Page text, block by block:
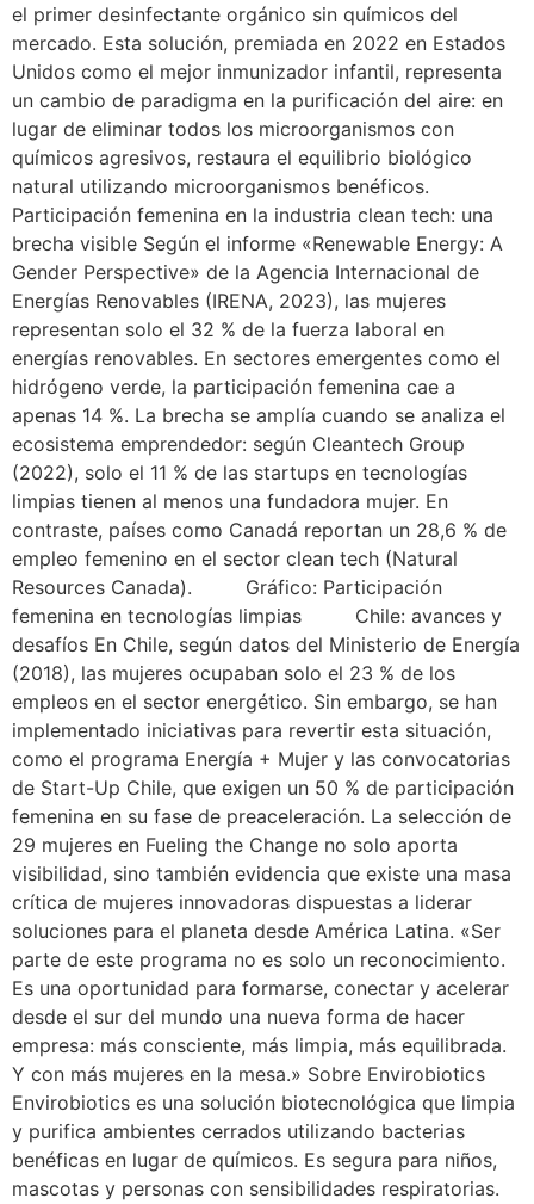
el primer desinfectante orgánico sin químicos del
mercado. Esta solución, premiada en 2022 en Estados
Unidos como el mejor inmunizador infantil, representa
un cambio de paradigma en la purificación del aire: en
lugar de eliminar todos los microorganismos con
químicos agresivos, restaura el equilibrio biológico
natural utilizando microorganismos benéficos.
Participación femenina en la industria clean tech: una
brecha visible Según el informe «Renewable Energy: A
Gender Perspective» de la Agencia Internacional de
Energías Renovables (IRENA, 2023), las mujeres
representan solo el 32 % de la fuerza laboral en
energías renovables. En sectores emergentes como el
hidrógeno verde, la participación femenina cae a
apenas 14 %. La brecha se amplía cuando se analiza el
ecosistema emprendedor: según Cleantech Group
(2022), solo el 11 % de las startups en tecnologías
limpias tienen al menos una fundadora mujer. En
contraste, países como Canadá reportan un 28,6 % de
empleo femenino en el sector clean tech (Natural
Resources Canada). Gráfico: Participación
femenina en tecnologías limpias Chile: avances y
desafíos En Chile, según datos del Ministerio de Energía
(2018), las mujeres ocupaban solo el 23 % de los
empleos en el sector energético. Sin embargo, se han
implementado iniciativas para revertir esta situación,
como el programa Energía + Mujer y las convocatorias
de Start-Up Chile, que exigen un 50 % de participación
femenina en su fase de preaceleración. La selección de
29 mujeres en Fueling the Change no solo aporta
visibilidad, sino también evidencia que existe una masa
crítica de mujeres innovadoras dispuestas a liderar
soluciones para el planeta desde América Latina. «Ser
parte de este programa no es solo un reconocimiento.
Es una oportunidad para formarse, conectar y acelerar
desde el sur del mundo una nueva forma de hacer
empresa: más consciente, más limpia, más equilibrada.
Y con más mujeres en la mesa.» Sobre Envirobiotics
Envirobiotics es una solución biotecnológica que limpia
y purifica ambientes cerrados utilizando bacterias
benéficas en lugar de químicos. Es segura para niños,
mascotas y personas con sensibilidades respiratorias.